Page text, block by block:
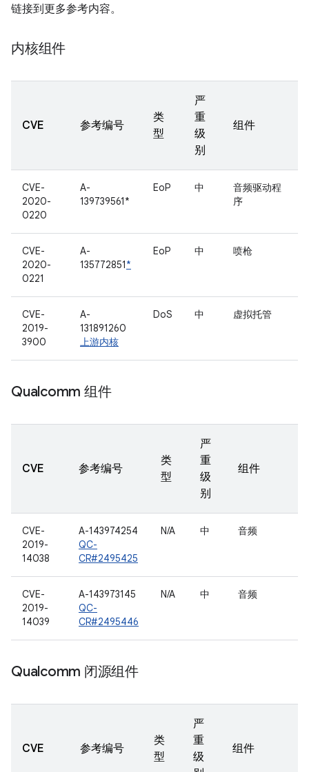
链接到更多参考内容。
内核组件
CVE 参考编号
类
型
严
重
级
别
组件
CVE-
2020-
0220
A-
139739561*
EoP 中
音频驱动程
序
CVE-
2020-
0221
A-
135772851*
EoP 中 喷枪
CVE-
2019-
3900
A-
131891260
上游内核
DoS 中 虚拟托管
Qualcomm 组件
CVE 参考编号
类
型
严
重
级
别
组件
CVE-
2019-
14038
A-143974254
QC-
CR#2495425
N/A 中 音频
CVE-
2019-
14039
A-143973145
QC-
CR#2495446
N/A 中 音频
Qualcomm 闭源组件
CVE 参考编号
类
型
严
重
级
组件